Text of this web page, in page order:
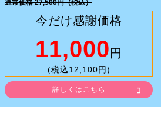
通常価格 27,500円（税込）
今だけ感謝価格
11,000 円
(税込12,100円)
詳しくはこちら